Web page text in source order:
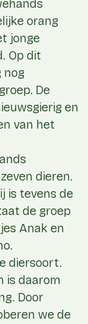
orang
jonge
Op dit
nog
De
en
van het
dieren.
is tevens de
de groep
Anak en
diersoort.
is daarom
Door
we de